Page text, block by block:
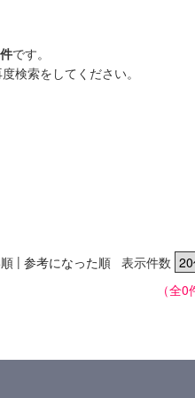
です。
検索をしてください。
| 参考になった順 表示件数
（全